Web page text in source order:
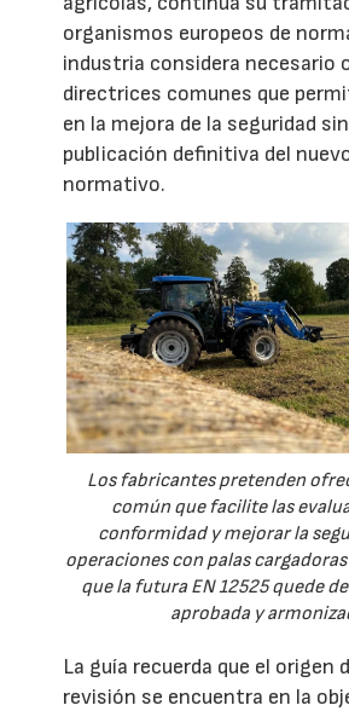
organismos europeos de
industria considera necesario
directrices comunes que
en la mejora de la seguridad
publicación definitiva del
normativo.
Los fabricantes pretenden
común que facilite las
conformidad y mejorar la
operaciones con palas
que la futura EN 12525 quede
aprobada y
La guía recuerda que el origen
revisión se encuentra en la